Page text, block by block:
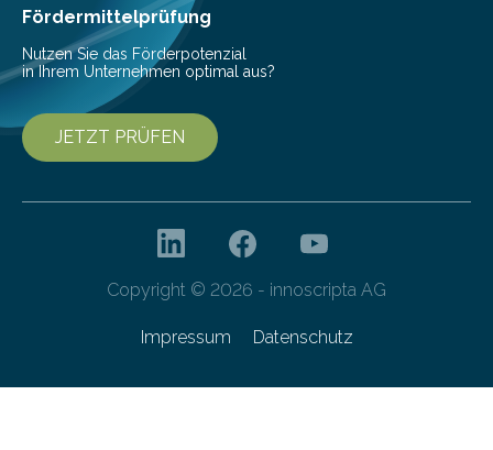
besser dämpft. Und das bei einer Gewichtseinsparung
von 20…
Fördermittelprüfung
Nutzen Sie das Förderpotenzial
in Ihrem Unternehmen optimal aus?
JETZT PRÜFEN
Copyright © 2026 - innoscripta AG
Impressum Datenschutz